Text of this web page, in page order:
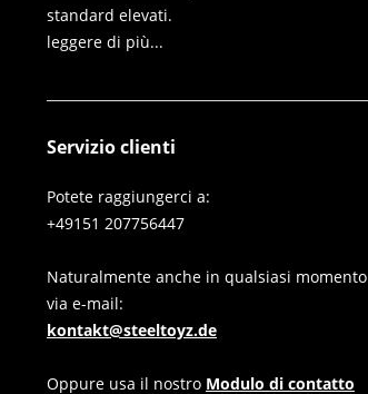
standard elevati.
leggere di più...
Servizio clienti
Potete raggiungerci a:
+49151 207756447
Naturalmente anche in qualsiasi momento
via e-mail:
kontakt@steeltoyz.de
Oppure usa il nostro Modulo di contatto